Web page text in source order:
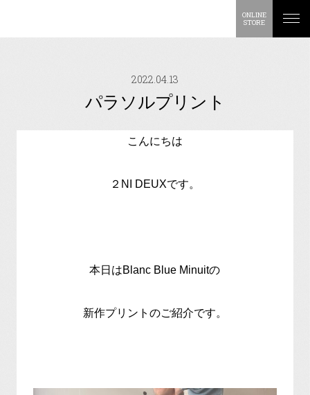
ONLINE
STORE
2022.04.13
パラソルプリント
こんにちは
２NI DEUXです。
本日はBlanc Blue Minuitの
新作プリントのご紹介です。